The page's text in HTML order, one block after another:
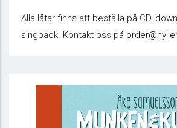
Alla låtar finns att beställa på CD,
singback. Kontakt oss på